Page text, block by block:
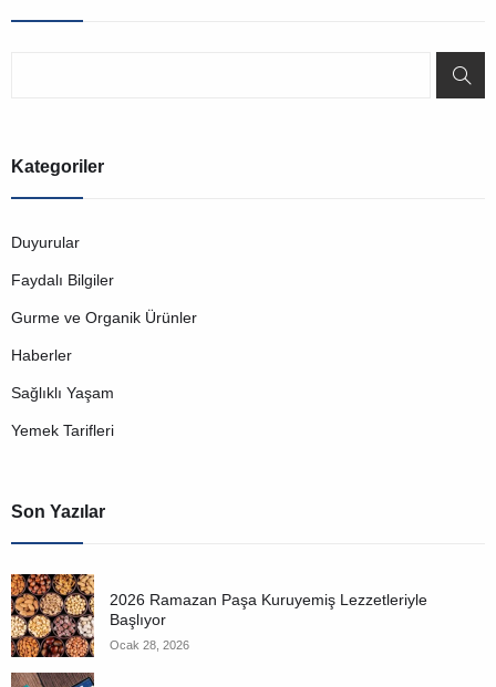
Kategoriler
Duyurular
Faydalı Bilgiler
Gurme ve Organik Ürünler
Haberler
Sağlıklı Yaşam
Yemek Tarifleri
Son Yazılar
2026 Ramazan Paşa Kuruyemiş Lezzetleriyle
Başlıyor
Ocak 28, 2026